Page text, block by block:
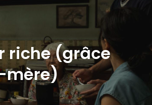
riche (grâce
mère)